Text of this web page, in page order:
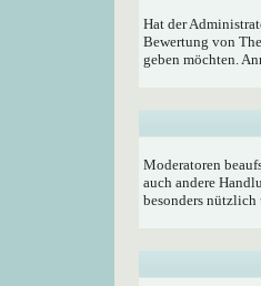
Hat der
Bewertung von
geben möchten.
Moderatoren
auch andere
besonders